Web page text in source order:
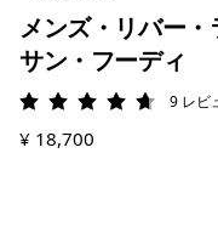
メンズ・リバー・
サン・フーディ
評価: 4.7 / 5
9 レビ
¥ 18,700